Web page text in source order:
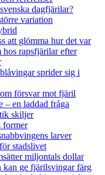
dagfjärilar?
variation
att glömma hur det var
rapsfjärilar efter
sprider sig i
försvar mot fjäril
– en laddad fråga
skiljer
former
larver
stadslivet
miljontals dollar
kan ge fjärilsvingar färg